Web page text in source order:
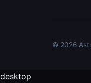
© 2026